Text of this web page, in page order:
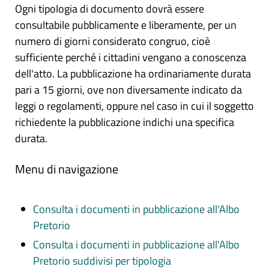
Ogni tipologia di documento dovrà essere
consultabile pubblicamente e liberamente, per un
numero di giorni considerato congruo, cioè
sufficiente perché i cittadini vengano a conoscenza
dell'atto. La pubblicazione ha ordinariamente durata
pari a 15 giorni, ove non diversamente indicato da
leggi o regolamenti, oppure nel caso in cui il soggetto
richiedente la pubblicazione indichi una specifica
durata.
Menu di navigazione
Consulta i documenti in pubblicazione all'Albo
Pretorio
Consulta i documenti in pubblicazione all'Albo
Pretorio suddivisi per tipologia